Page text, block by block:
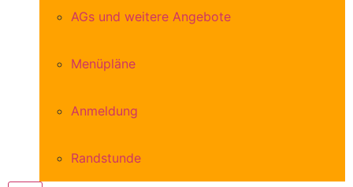
AGs und weitere Angebote
Menüpläne
Anmeldung
Randstunde